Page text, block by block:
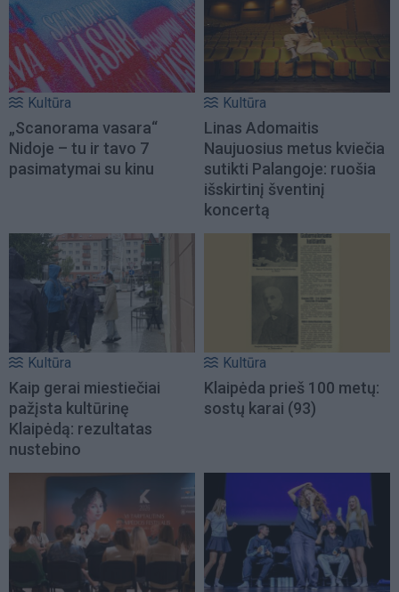
Kultūra
„Scanorama vasara“
Nidoje – tu ir tavo 7
pasimatymai su kinu
Kultūra
Linas Adomaitis
Naujuosius metus kviečia
sutikti Palangoje: ruošia
išskirtinį šventinį
koncertą
Kultūra
Kaip gerai miestiečiai
pažįsta kultūrinę
Klaipėdą: rezultatas
nustebino
Kultūra
Klaipėda prieš 100 metų:
sostų karai (93)